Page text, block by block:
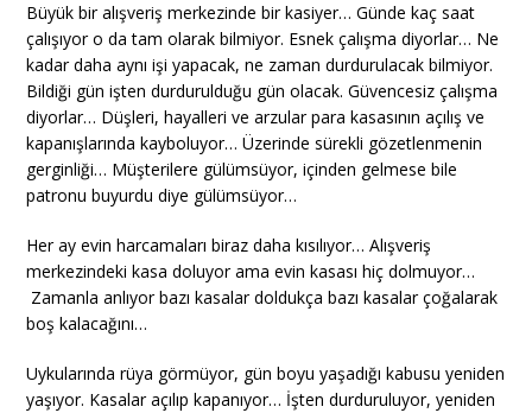
Büyük bir alışveriş merkezinde bir kasiyer… Günde kaç saat
çalışıyor o da tam olarak bilmiyor. Esnek çalışma diyorlar… Ne
kadar daha aynı işi yapacak, ne zaman durdurulacak bilmiyor.
Bildiği gün işten durdurulduğu gün olacak. Güvencesiz çalışma
diyorlar… Düşleri, hayalleri ve arzular para kasasının açılış ve
kapanışlarında kayboluyor… Üzerinde sürekli gözetlenmenin
gerginliği… Müşterilere gülümsüyor, içinden gelmese bile
patronu buyurdu diye gülümsüyor…
Her ay evin harcamaları biraz daha kısılıyor… Alışveriş
merkezindeki kasa doluyor ama evin kasası hiç dolmuyor…
Zamanla anlıyor bazı kasalar doldukça bazı kasalar çoğalarak
boş kalacağını…
Uykularında rüya görmüyor, gün boyu yaşadığı kabusu yeniden
yaşıyor. Kasalar açılıp kapanıyor… İşten durduruluyor, yeniden